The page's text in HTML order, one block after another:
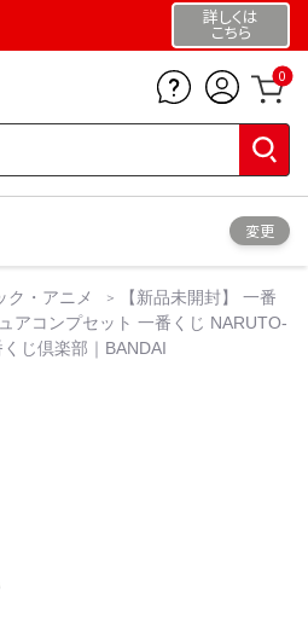
詳しくは
こちら
0
変更
ク・アニメ
【新品未開封】 一番
アコンプセット 一番くじ NARUTO-
じ倶楽部｜BANDAI